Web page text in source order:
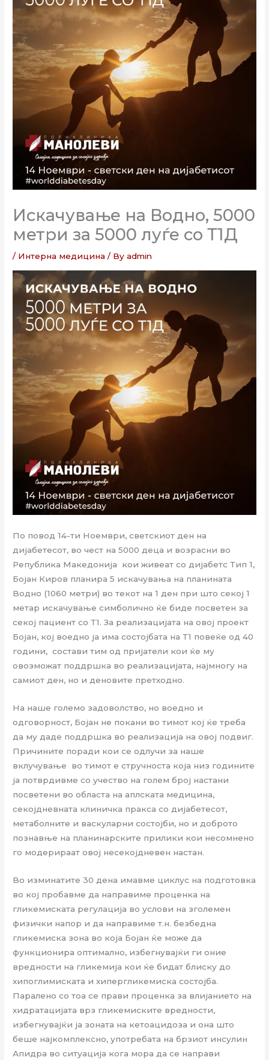
Искачување на Водно, 5000
метри за 5000 луѓе со Т1Д
/ Интерна медицина / Byadmin
По повод 14-ти Ноември, светскиот ден на
дијабетесот, во чест на 5000 деца и возрасни во
Република Македонија кои живеат со дијабетс Тип 1,
Бојан Киров планира 5 искачувања на планината
Водно (1060 метри) во текот на 1 ден при што секој 1
метар искачување симболично ќе биде посветен за
секој пациент со Т1. За реализацијата на овој проект
Бојан, кој воедно ја има состојбата на Т1 повеќе од 40
години, состави тим од пријатели кои ќе му
овозможат поддршка во реализацијата, најмногу на
самиот ден, но и деновите претходно.
На наше големо задоволство, но воедно и
одговорност, Бојан не покани во тимот кој ќе треба
да му даде поддршка во реализација на овој подвиг.
Причините поради кои се одлучи за наше
вклучување во тимот е стручноста која низ годините
ја потврдивме со учество на голем број настани
посветени во областа на аплската медицина,
секојдневната клиничка пракса со дијабетесот,
метаболните и васкуларни состојби, но и доброто
познавње на планинарските прилики кои несомнено
го модерираат овој несекојдневен настан.
Во изминатите 30 дена имавме циклус на подготовка
во кој пробавме да направиме проценка на
гликемиската регулација во услови на зголемен
физички напор и да направиме т.н. безбедна
гликемиска зона во која Бојан ќе може да
функционира оптимално, избегнувајќи ги оние
вредности на гликемија кои ќе бидат блиску до
хипоглимиската и хипергликемиска состојба.
Паралено со тоа се прави проценка за влијанието на
хидратацијата врз гликемиските вредности,
избегнувајќи ја зоната на кетоацидоза и она што
беше најкомплексно, употребата на брзиот инсулин
Апидра во ситуација кога мора да се направи